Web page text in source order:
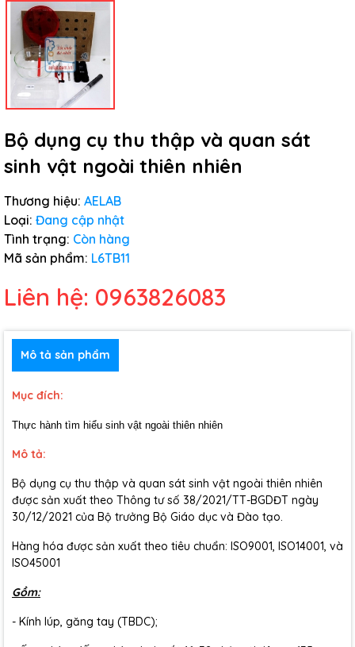
Bộ dụng cụ thu thập và quan sát
sinh vật ngoài thiên nhiên
Thương hiệu: AELAB
Loại: Đang cập nhật
Tình trạng: Còn hàng
Mã sản phẩm: L6TB11
Liên hệ: 0963826083
Mô tả sản phẩm
Mục đích:
Thực hành tìm hiểu sinh vật ngoài thiên nhiên
Mô tả:
Bộ dụng cụ thu thập và quan sát sinh vật ngoài thiên nhiên
được sản xuất theo Thông tư số 38/2021/TT-BGDĐT ngày
30/12/2021 của Bộ trưởng Bộ Giáo dục và Đào tạo.
Hàng hóa được sản xuất theo tiêu chuẩn: ISO9001, ISO14001, và
ISO45001
Gồm:
- Kính lúp, găng tay (TBDC);